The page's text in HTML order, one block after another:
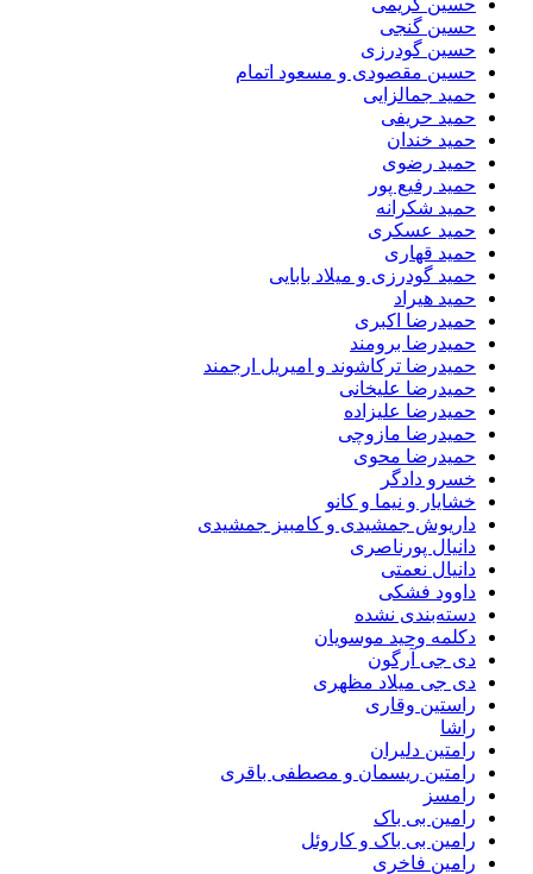
حسین کریمی
حسین گنجی
حسین گودرزی
حسین مقصودی و مسعود اتمام
حمید جمالزایی
حمید حریفی
حمید خندان
حمید رضوی
حمید رفیع پور
حمید شکرانه
حمید عسکری
حمید قهاری
حمید گودرزی و میلاد بابایی
حمید هیراد
حمیدرضا اکبری
حمیدرضا برومند
حمیدرضا ترکاشوند و امیریل ارجمند
حمیدرضا علیخانی
حمیدرضا علیزاده
حمیدرضا مازوچی
حمیدرضا محوی
خسرو دادگر
خشایار و نیما و کانو
داریوش جمشیدی و کامبیز جمشیدی
دانیال پورناصری
دانیال نعمتی
داوود فشکی
دسته‌بندی نشده
دکلمه وحید موسویان
دی جی آرگون
دی جی میلاد مظهری
راستین وقاری
راشا
رامتین دلیران
رامتین ریسمان و مصطفی باقری
رامسز
رامین بی باک
رامین بی باک و کاروئل
رامین فاخری